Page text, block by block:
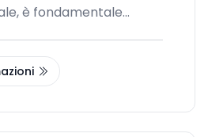
è fondamentale
psicologica o
un percorso di life